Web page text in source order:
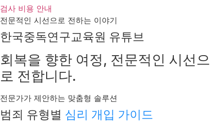
검사 비용 안내
전문적인 시선으로 전하는 이야기
한국중독연구교육원 유튜브
회복을 향한 여정, 전문적인 시선으
로 전합니다.
전문가가 제안하는 맞춤형 솔루션
범죄 유형별 심리 개입 가이드